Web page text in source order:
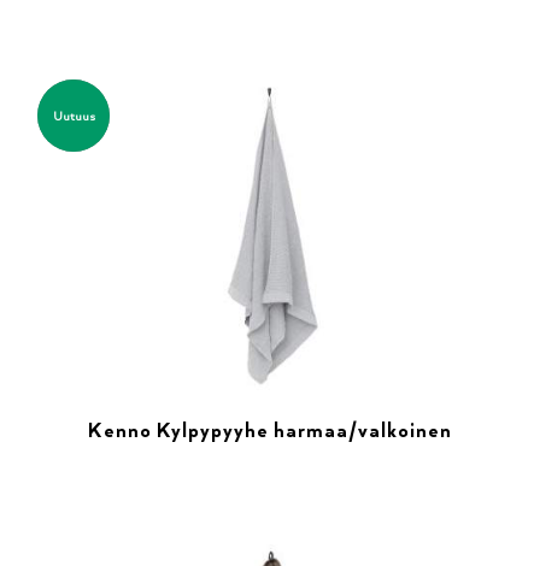
Uutuus
Kenno Kylpypyyhe harmaa/valkoinen